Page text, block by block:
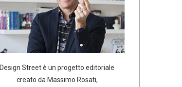
Design Street è un progetto editoriale
creato da Massimo Rosati,